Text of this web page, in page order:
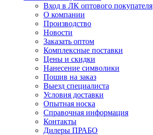
Вход в ЛК оптового покупателя
О компании
Производство
Новости
Заказать оптом
Комплексные поставки
Цены и скидки
Нанесение символики
Пошив на заказ
Выезд специалиста
Условия доставки
Опытная носка
Справочная информация
Контакты
Дилеры ПРАБО